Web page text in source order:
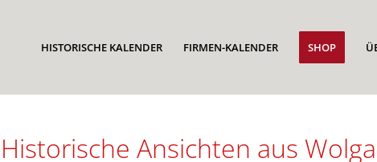
HISTORISCHE KALENDER FIRMEN-KALENDER SHOP
Historische Ansichten aus